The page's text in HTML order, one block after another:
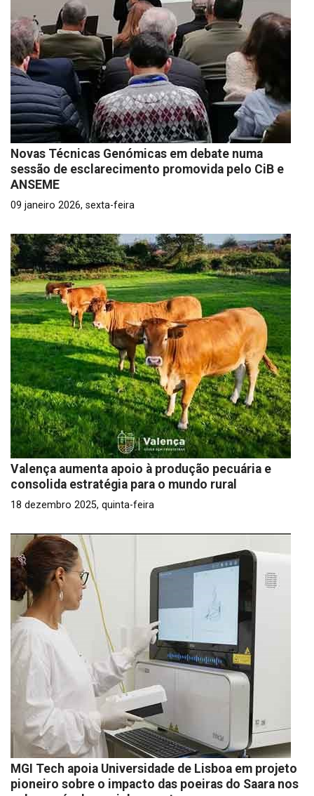
Novas Técnicas Genómicas em debate numa
sessão de esclarecimento promovida pelo CiB e
ANSEME
09 janeiro 2026, sexta-feira
Valença aumenta apoio à produção pecuária e
consolida estratégia para o mundo rural
18 dezembro 2025, quinta-feira
MGI Tech apoia Universidade de Lisboa em projeto
pioneiro sobre o impacto das poeiras do Saara nos